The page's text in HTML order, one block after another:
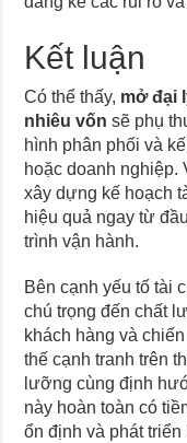
Kết luận
Có thể thấy, mở đại
nhiêu vốn sẽ phụ
hình phân phối và
hoặc doanh nghiệp.
xây dựng kế hoạch
hiệu quả ngay từ
trình vận hành.
Bên cạnh yếu tố tài
chú trọng đến chất
khách hàng và
thế cạnh tranh trên
lưỡng cùng định
này hoàn toàn có
ổn định và phát